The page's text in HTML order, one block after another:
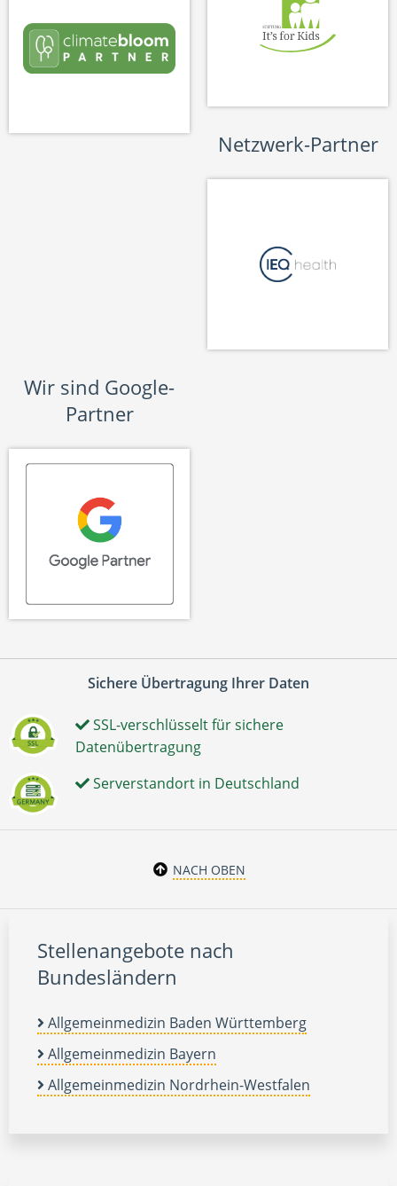
Netzwerk-Partner
Wir sind Google-
Partner
Sichere Übertragung Ihrer Daten
SSL-verschlüsselt für sichere
Datenübertragung
Serverstandort in Deutschland
NACH OBEN
Stellenangebote nach
Bundesländern
Allgemeinmedizin Baden Württemberg
Allgemeinmedizin Bayern
Allgemeinmedizin Nordrhein-Westfalen